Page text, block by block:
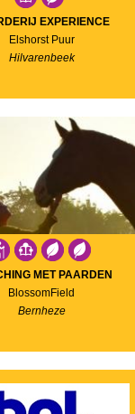
EXPERIENCE
Elshorst Puur
Hilvarenbeek
MET PAARDEN
BlossomField
Bernheze